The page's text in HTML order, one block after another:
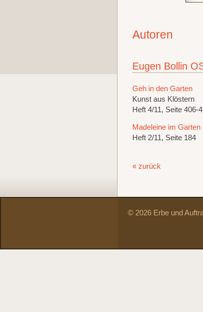
Autoren
Eugen Bollin
Geh in den Garten
Kunst aus Klöstern
Heft 4/11, Seite 406-
Madeleine im Garten
Heft 2/11, Seite 184
« zurück
© 2026 Erbe und